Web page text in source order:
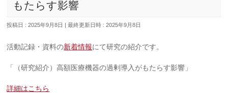
もたらす影響
投稿日 : 2025年9月8日 最終更新日時 : 2025年9月8日
活動記録・資料の新着情報にて研究の紹介です。
「（研究紹介）高額医療機器の過剰導入がもたらす影響」
詳細はこちら